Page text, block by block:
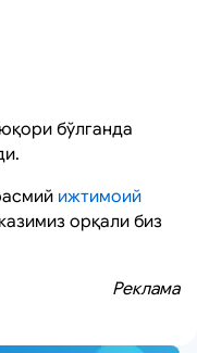
бўлганда
ижтимоий
орқали биз
Реклама